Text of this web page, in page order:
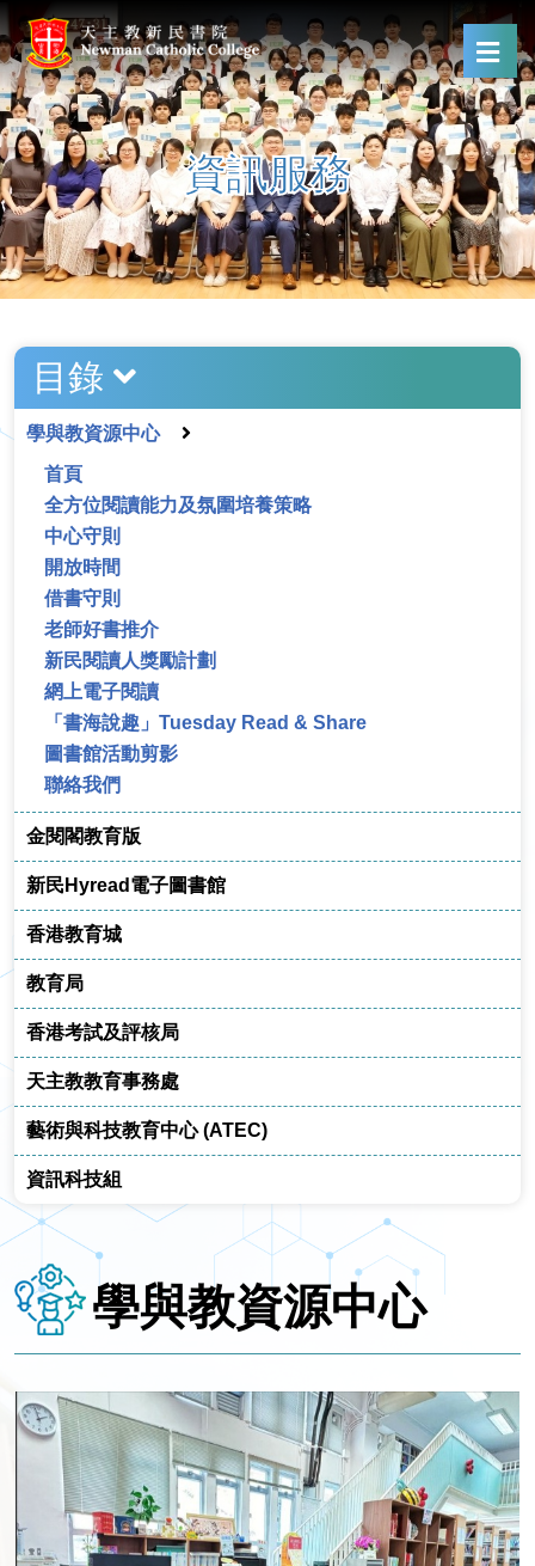
資訊服務
目錄
學與教資源中心
首頁
全方位閱讀能力及氛圍培養策略
中心守則
開放時間
借書守則
老師好書推介
新民閱讀人獎勵計劃
網上電子閱讀
「書海說趣」Tuesday Read & Share
圖書館活動剪影
聯絡我們
金閱閣教育版
新民Hyread電子圖書館
香港教育城
教育局
香港考試及評核局
天主教教育事務處
藝術與科技教育中心 (ATEC)
資訊科技組
學與教資源中心